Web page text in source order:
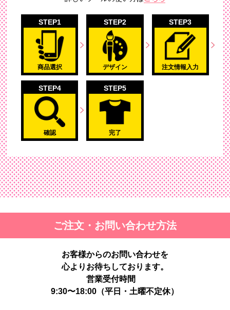
STEP1
商品選択
STEP2
デザイン
STEP3
注文情報入力
STEP4
確認
STEP5
完了
ご注文・お問い合わせ方法
お客様からのお問い合わせを
心よりお待ちしております。
営業受付時間
9:30〜18:00（平日・土曜不定休）